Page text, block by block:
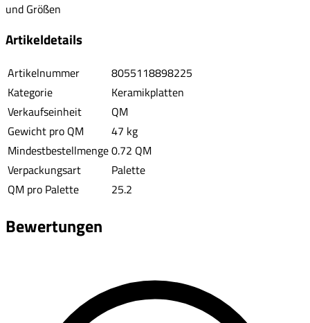
und Größen
Artikeldetails
Artikelnummer
8055118898225
Kategorie
Keramikplatten
Verkaufseinheit
QM
Gewicht pro QM
47 kg
Mindestbestellmenge0.72 QM
Verpackungsart
Palette
QM pro Palette
25.2
Bewertungen